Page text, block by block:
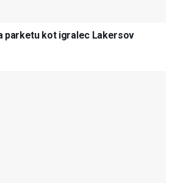
parketu kot igralec Lakersov